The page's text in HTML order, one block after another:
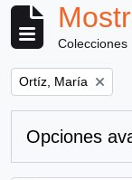
Colecciones
Remove filter:
Ortíz, María
Opciones